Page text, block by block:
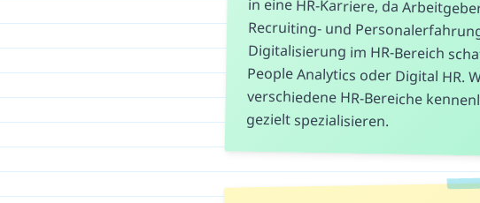
gezielt spezialisieren.